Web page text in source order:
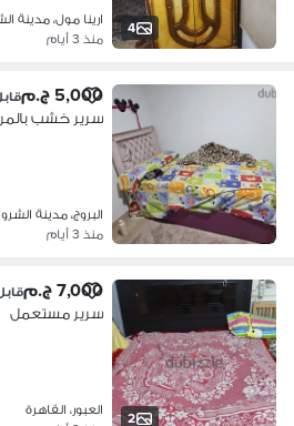
4
ارينا مول، مدينة
منذ 3 أيام
5,000 ج.م
سرير خشب
البروج، مدينة
منذ 3 أيام
2
7,000 ج.م
سرير مستعمل
العبور، القاهرة